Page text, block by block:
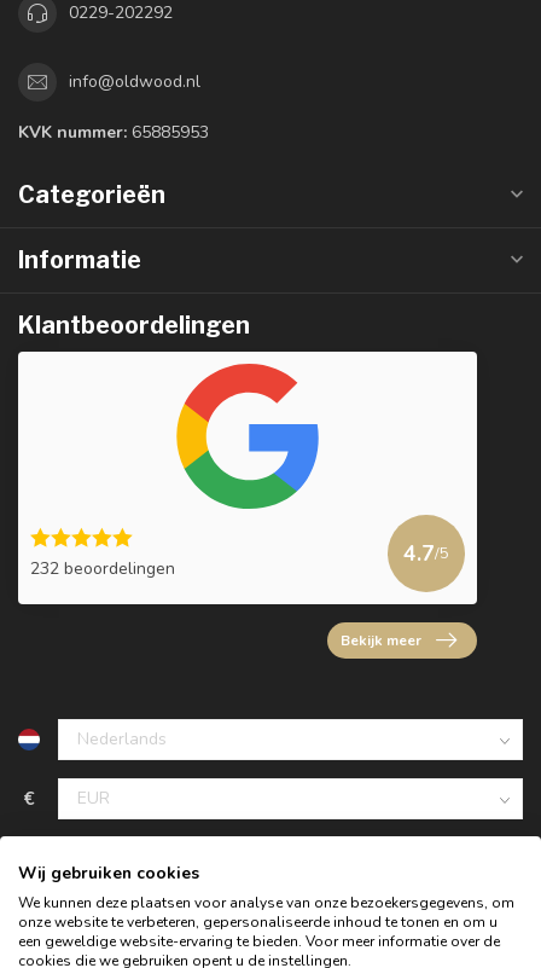
0229-202292
info@oldwood.nl
KVK nummer: 65885953
Categorieën
Informatie
Klantbeoordelingen
232 beoordelingen
4.7/5
Bekijk meer
€
Wij gebruiken cookies
We kunnen deze plaatsen voor analyse van onze bezoekersgegevens, om
onze website te verbeteren, gepersonaliseerde inhoud te tonen en om u
een geweldige website-ervaring te bieden. Voor meer informatie over de
cookies die we gebruiken opent u de instellingen.